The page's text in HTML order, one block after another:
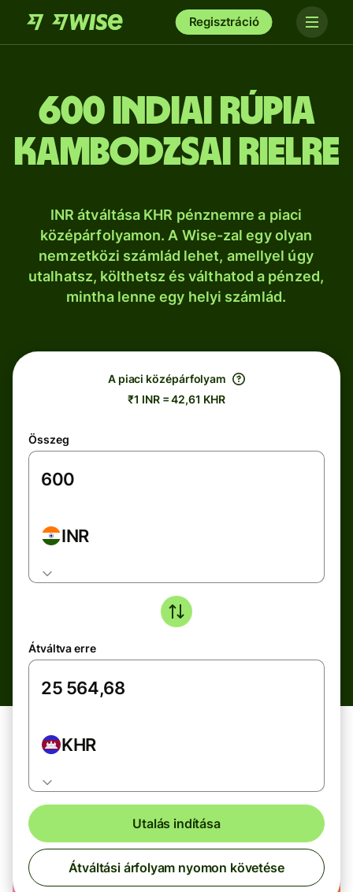
Regisztráció
600 indiai rúpia
kambodzsai rielre
INR átváltása KHR pénznemre a piaci
középárfolyamon. A Wise-zal egy olyan
nemzetközi számlád lehet, amellyel úgy
utalhatsz, költhetsz és válthatod a pénzed,
mintha lenne egy helyi számlád.
A piaci középárfolyam
₹1 INR = 42,61 KHR
Összeg
INR
Átváltva erre
KHR
Utalás indítása
Átváltási árfolyam nyomon követése